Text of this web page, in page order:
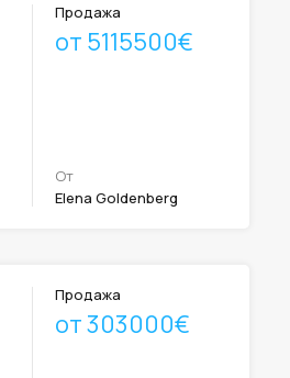
Продажа
от 5115500€
От
Elena Goldenberg
Продажа
от 303000€